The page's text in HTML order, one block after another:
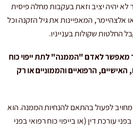
לא יהיה יציב וזאת בעקבות מחלה פיסית
אלצהיימר, המאפיינות את גיל הזקנה וכל
החלטות שקולות בענייניו.
מאפשר לאדם "הממנה" לתת ייפוי כוח
הרפואיים והממוניים או רק
לפעול בהתאם להנחיות הממנה. הוא
עורכת דין (או בייפוי כוח רפואי בפני